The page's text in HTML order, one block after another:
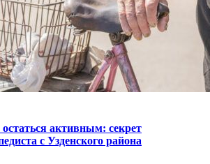
активным: секрет
с Узденского района